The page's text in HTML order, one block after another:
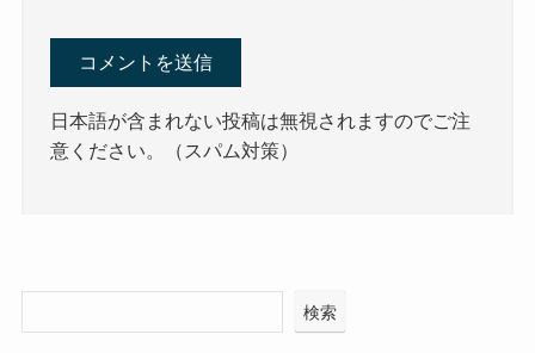
日本語が含まれない投稿は無視されますのでご注
意ください。（スパム対策）
検索